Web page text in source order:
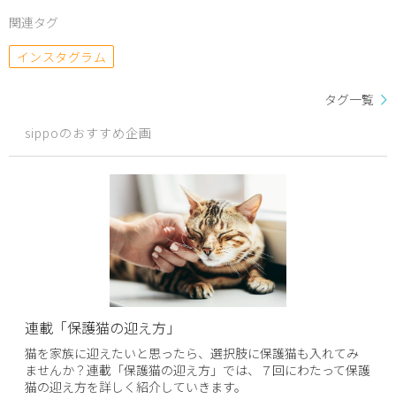
関連タグ
インスタグラム
タグ一覧
sippoのおすすめ企画
連載「保護猫の迎え方」
猫を家族に迎えたいと思ったら、選択肢に保護猫も入れてみ
ませんか？連載「保護猫の迎え方」では、７回にわたって保護
猫の迎え方を詳しく紹介していきます。